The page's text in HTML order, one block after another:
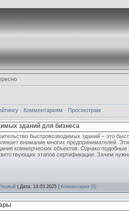
· Комментариям · Просмотрам
зданий для бизнеса
быстровозводимых зданий – это
внимание многих предпринимателей.
коммерческих объектов. Однако
этапов сертификации. Зачем
Ржавый | Дата: 14.03.2025 Комментарии (0)